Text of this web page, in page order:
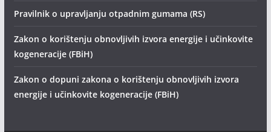
Pravilnik o upravljanju otpadnim gumama (RS)
Zakon o korištenju obnovljivih izvora energije i učinkovite
kogeneracije (FBiH)
Zakon o dopuni zakona o korištenju obnovljivih izvora
energije i učinkovite kogeneracije (FBiH)